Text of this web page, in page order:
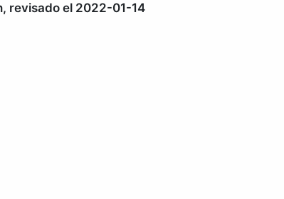
revisado el 2022-01-14